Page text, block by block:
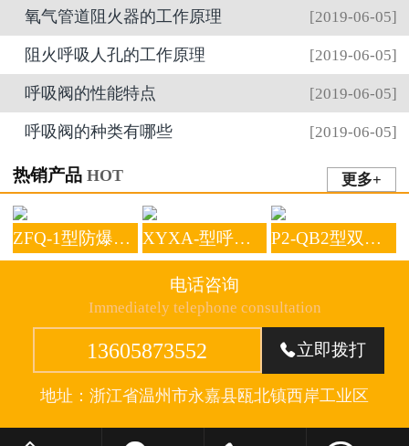
[2019-06-05]
氧气管道阻火器的工作原理
[2019-06-05]
阻火呼吸人孔的工作原理
[2019-06-05]
呼吸阀的性能特点
[2019-06-05]
呼吸阀的种类有哪些
热销产品 HOT 更多+
ZFQ-1型防爆阻火呼吸阀 XYXA-型呼吸人孔 P2-QB2型双口排（进）气阀
电话咨询
Immediately telephone consultation
13605873552 立即拨打
地址：浙江省温州市永嘉县瓯北镇西岸工业区